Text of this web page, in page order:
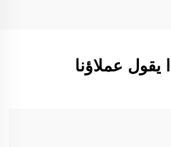
يقول عملاؤنا